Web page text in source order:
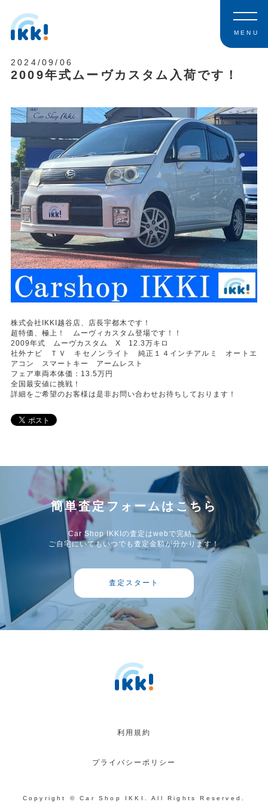
MENU
2024/09/06
2009年式ムーヴカスタム入荷です！
株式会社IKKI越谷店、店長宇都木です！
超特価、極上！ ムーヴィカスタム登場です！！
2009年式 ムーヴカスタム X 12.3万キロ
社外ナビ ＴＶ キセノンライト 純正１４インチアルミ オートエ
アコン スマートキー アームレスト
フェア車両本体価：13.5万円
全国最安値に挑戦！
詳細をご希望のお客様は是非お問い合わせお待ちしております！
簡単査定フォームはこちら
Car Shop IKKIの査定はwebで完結。
ご自宅にいてもいつでも査定金額が分かります！
査定スタート
利用規約
プライバシーポリシー
Copyright © Car Shop IKKI. All Rights Reserved.